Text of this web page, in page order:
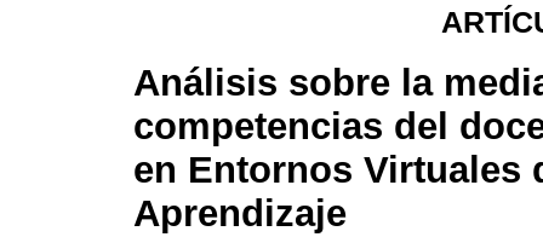
Análisis sobre la
competencias del
en Entornos Virtuales
Aprendizaje